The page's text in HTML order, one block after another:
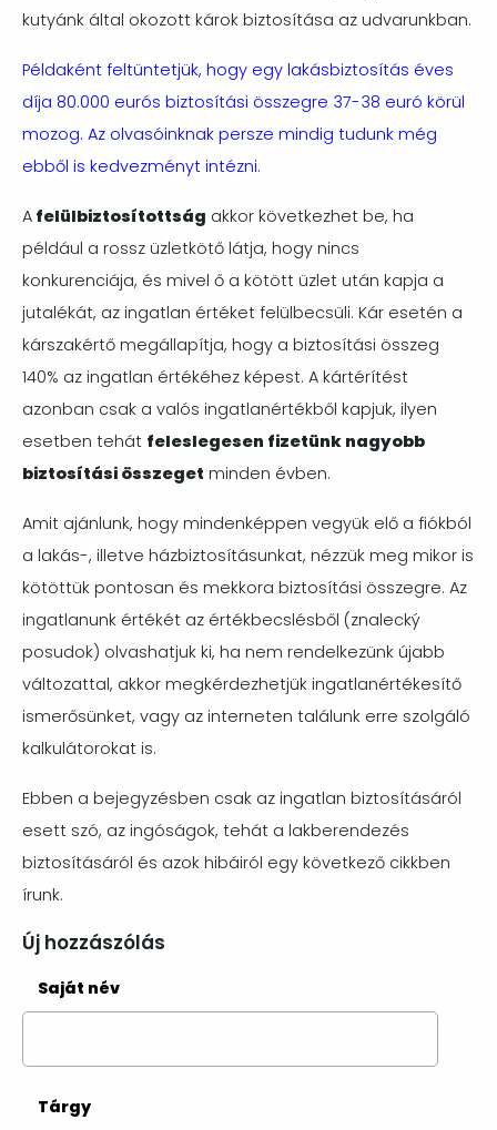
kutyánk által okozott károk biztosítása az udvarunkban.
Példaként feltüntetjük, hogy egy lakásbiztosítás éves
díja 80.000 eurós biztosítási összegre 37-38 euró körül
mozog. Az olvasóinknak persze mindig tudunk még
ebből is kedvezményt intézni.
A felülbiztosítottság akkor következhet be, ha
például a rossz üzletkötő látja, hogy nincs
konkurenciája, és mivel ő a kötött üzlet után kapja a
jutalékát, az ingatlan értéket felülbecsüli. Kár esetén a
kárszakértő megállapítja, hogy a biztosítási összeg
140% az ingatlan értékéhez képest. A kártérítést
azonban csak a valós ingatlanértékből kapjuk, ilyen
esetben tehát feleslegesen fizetünk nagyobb
biztosítási összeget minden évben.
Amit ajánlunk, hogy mindenképpen vegyük elő a fiókból
a lakás-, illetve házbiztosításunkat, nézzük meg mikor is
kötöttük pontosan és mekkora biztosítási összegre. Az
ingatlanunk értékét az értékbecslésből (znalecký
posudok) olvashatjuk ki, ha nem rendelkezünk újabb
változattal, akkor megkérdezhetjük ingatlanértékesítő
ismerősünket, vagy az interneten találunk erre szolgáló
kalkulátorokat is.
Ebben a bejegyzésben csak az ingatlan biztosításáról
esett szó, az ingóságok, tehát a lakberendezés
biztosításáról és azok hibáiról egy következő cikkben
írunk.
Új hozzászólás
Saját név
Tárgy